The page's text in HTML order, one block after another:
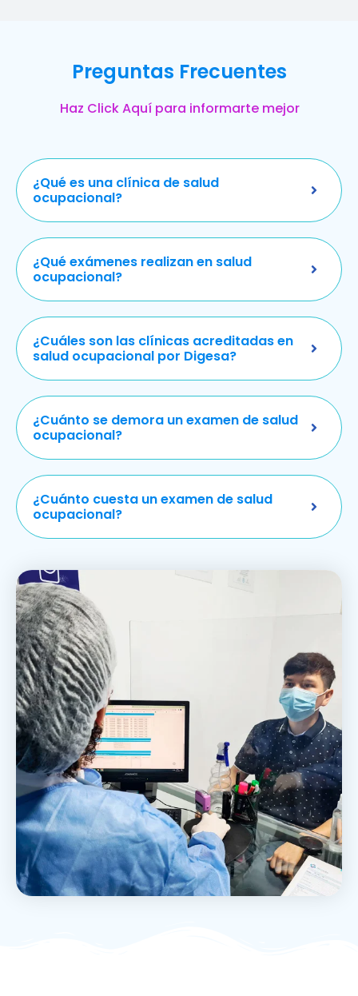
Preguntas Frecuentes
Haz Click Aquí para informarte mejor
¿Qué es una clínica de salud
ocupacional?
¿Qué exámenes realizan en salud
ocupacional?
¿Cuáles son las clínicas acreditadas en
salud ocupacional por Digesa?
¿Cuánto se demora un examen de salud
ocupacional?
¿Cuánto cuesta un examen de salud
ocupacional?